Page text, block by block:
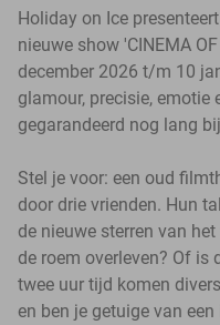
Holiday on Ice
nieuwe show 'CINEMA
december 2026 t/m 10
glamour, precisie, emotie
gegarandeerd nog lang
Stel je voor: een oud
door drie vrienden. Hun
de nieuwe sterren van
de roem overleven? Of is
twee uur tijd komen
en ben je getuige van